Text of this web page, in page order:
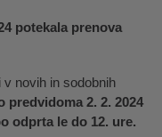
potekala prenova
novih in sodobnih
predvidoma 2. 2. 2024
odprta le do 12. ure.